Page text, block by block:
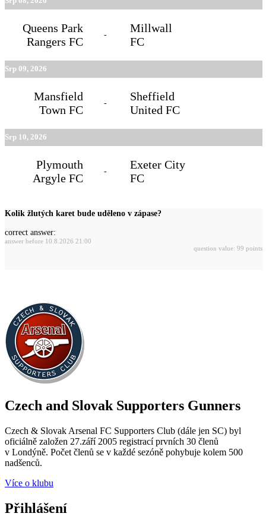
Queens Park
Rangers FC
-
Millwall
FC
Srp 09, 2026
Mansfield
Town FC
-
Sheffield
United FC
Srp 10, 2026
Plymouth
Argyle FC
-
Exeter City
FC
Kolik žlutých karet bude uděleno v zápase?
correct answer:
answer before 10.8.2026 21:00
question value: 99 points
Czech and Slovak Supporters Gunners
Czech & Slovak Arsenal FC Supporters Club (dále jen SC) byl
oficiálně založen 27.září 2005 registrací prvních 30 členů
v Londýně. Počet členů se v každé sezóně pohybuje kolem 500
nadšenců.
Více o klubu
Přihlášení